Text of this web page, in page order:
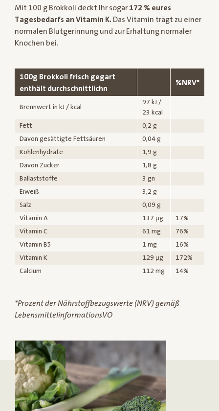
Mit 100 g Brokkoli deckt Ihr sogar 172 % eures
Tagesbedarfs an Vitamin K. Das Vitamin trägt zu einer
normalen Blutgerinnung und zur Erhaltung normaler
Knochen bei.
100g Brokkoli frisch gegart
enthält durchschnittlichn
%NRV*
Brennwert in kJ / kcal
97 kJ /
23 kcal
Fett
0,2 g
Davon gesättigte Fettsäuren
0,04 g
Kohlenhydrate
1,9 g
Davon Zucker
1,8 g
Ballaststoffe
3 gn
Eiweiß
3,2 g
Salz
0,09 g
Vitamin A
137 µg
17%
Vitamin C
61 mg
76%
Vitamin B5
1 mg
16%
Vitamin K
129 µg
172%
Calcium
112 mg 14%
*Prozent der Nährstoffbezugswerte (NRV) gemäß
LebensmittelinformationsVO